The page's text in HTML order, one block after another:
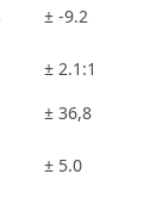
± -9.2
± 2.1:1
± 36,8
± 5.0